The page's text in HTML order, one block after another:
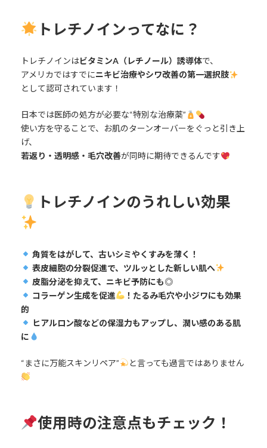
トレチノインってなに？
トレチノインはビタミンA（レチノール）誘導体で、
アメリカではすでにニキビ治療やシワ改善の第一選択肢
として認可されています！
日本では医師の処方が必要な“特別な治療薬”
使い方を守ることで、お肌のターンオーバーをぐっと引き上
げ、
若返り・透明感・毛穴改善が同時に期待できるんです
トレチノインのうれしい効果
角質をはがして、古いシミやくすみを薄く！
表皮細胞の分裂促進で、ツルッとした新しい肌へ
皮脂分泌を抑えて、ニキビ予防にも◎
コラーゲン生成を促進
！たるみ毛穴や小ジワにも効果
的
ヒアルロン酸などの保湿力もアップし、潤い感のある肌
に
“まさに万能スキンリペア” と言っても過言ではありません
使用時の注意点もチェック！